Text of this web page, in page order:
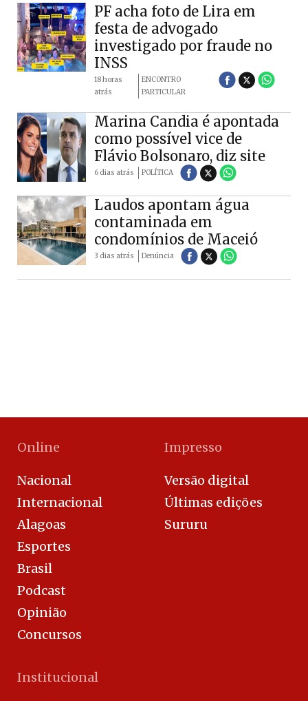
PF acha foto de Lira em
festa de advogado
investigado por fraude no
INSS
18 horas
atrás
ENCONTRO
PARTICULAR
Marina Candia é apontada
como possível vice de
Flávio Bolsonaro, diz site
6 dias atrás POLÍTICA
Laudos apontam água
contaminada em
condomínios de Maceió
3 dias atrás Denúncia
Online
Nacional
Internacional
Alagoas
Esportes
Brasil
Podcast
Opinião
Concursos
Impresso
Versão digital
Últimas edições
Sururu
Institucional